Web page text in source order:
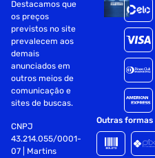
Destacamos que
os preços
previstos no site
prevalecem aos
demais
anunciados em
outros meios de
comunicação e
sites de buscas.
CNPJ
43.214.055/0001-
07 | Martins
Outras formas